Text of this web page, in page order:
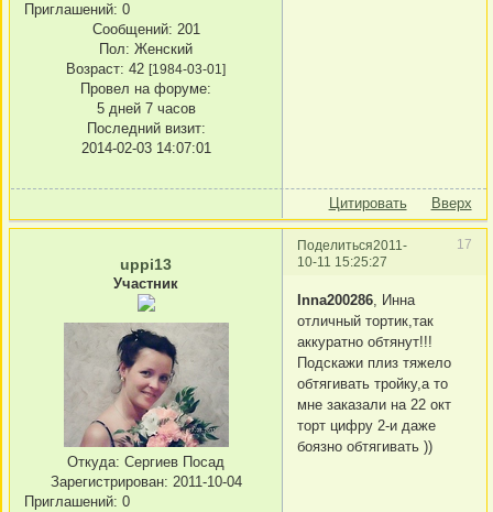
Приглашений: 0
Сообщений: 201
Пол: Женский
Возраст: 42 [1984-03-01]
Провел на форуме:
5 дней 7 часов
Последний визит:
2014-02-03 14:07:01
Цитировать Вверх
Поделиться 17
2011-
10-11 15:25:27
uppi13
Участник
Откуда: Сергиев Посад
Зарегистрирован: 2011-10-04
Приглашений: 0
Inna200286, Инна
отличный тортик,так
аккуратно обтянут!!!
Подскажи плиз тяжело
обтягивать тройку,а то
мне заказали на 22 окт
торт цифру 2-и даже
боязно обтягивать ))